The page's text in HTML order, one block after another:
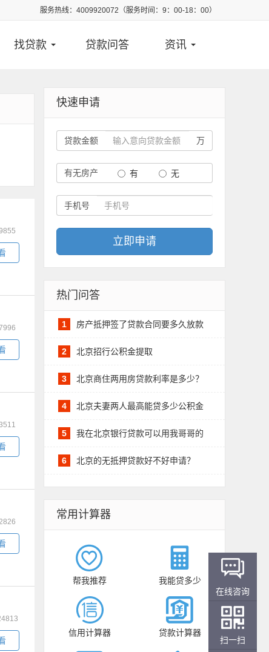
服务热线：4009920072（服务时间：9：00-18：00）
找贷款 贷款问答 资讯
快速申请
贷款金额 万
有无房产 有 无
手机号
立即申请
热门问答
1 房产抵押签了贷款合同要多久放款
2 北京招行公积金提取
3 北京商住两用房贷款利率是多少？
4 北京夫妻两人最高能贷多少公积金
5 我在北京银行贷款可以用我哥哥的
6 北京的无抵押贷款好不好申请？
常用计算器
帮我推荐 我能贷多少
信用计算器 贷款计算器
在线咨询
扫一扫